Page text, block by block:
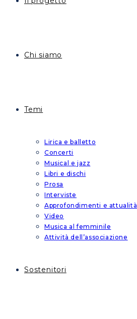
Chi siamo
Temi
Lirica e balletto
Concerti
Musical e jazz
Libri e dischi
Prosa
Interviste
Approfondimenti e attualità
Video
Musica al femminile
Attività dell’associazione
Sostenitori